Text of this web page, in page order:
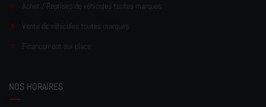
Achat / Reprises de véhicules toutes marques
Vente de véhicules toutes marques
Financement sur place
NOS HORAIRES